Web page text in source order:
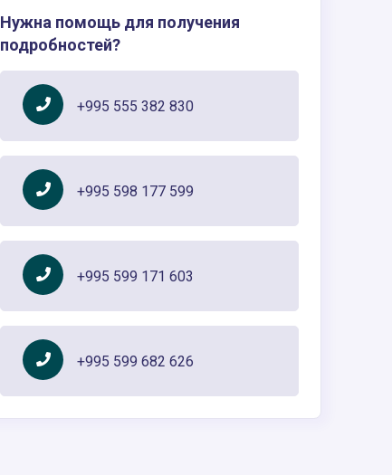
Нужна помощь для получения
подробностей?
+995 555 382 830
+995 598 177 599
+995 599 171 603
+995 599 682 626